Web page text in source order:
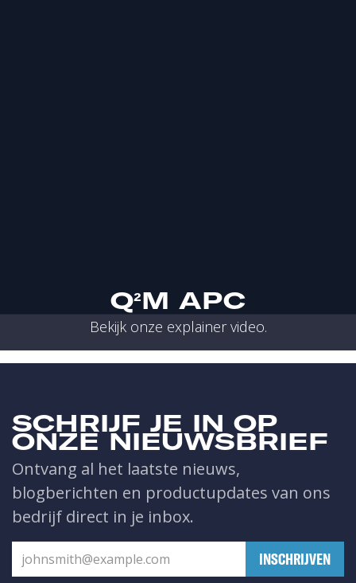
Q²M APC
Bekijk onze explainer video.
SCHRIJF JE IN OP
ONZE NIEUWSBRIEF
Ontvang al het laatste nieuws,
blogberichten en productupdates van ons
bedrijf direct in je inbox.
​INSCHRIJVEN